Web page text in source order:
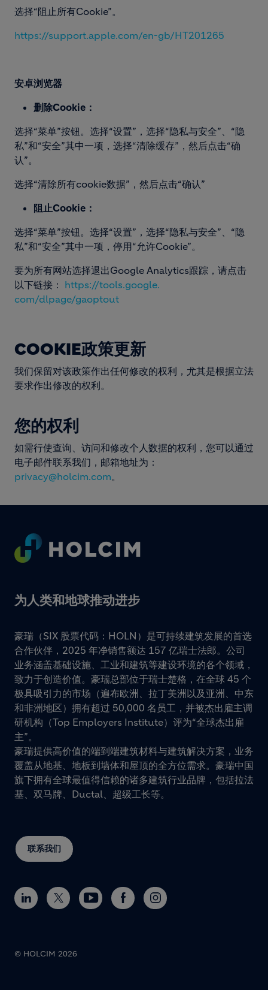
选择“阻止所有Cookie”。
https://support.apple.com/en-gb/HT201265
安卓浏览器
删除Cookie：
选择“菜单”按钮。选择“设置”，选择“隐私与安全”、“隐
私”和“安全”其中一项，选择“清除缓存”，然后点击“确
认”。
选择“清除所有cookie数据”，然后点击“确认”
阻止Cookie：
选择“菜单”按钮。选择“设置”，选择“隐私与安全”、“隐
私”和“安全”其中一项，停用“允许Cookie”。
要为所有网站选择退出Google Analytics跟踪，请点击
以下链接： https://tools.google.
com/dlpage/gaoptout
COOKIE政策更新
我们保留对该政策作出任何修改的权利，尤其是根据立法
要求作出修改的权利。
您的权利
如需行使查询、访问和修改个人数据的权利，您可以通过
电子邮件联系我们，邮箱地址为：
privacy@holcim.com。
Footer
为人类和地球推动进步
联系我们
豪瑞（SIX 股票代码：HOLN）是可持续建筑发展的首选
合作伙伴，2025 年净销售额达 157 亿瑞士法郎。公司
业务涵盖基础设施、工业和建筑等建设环境的各个领域，
致力于创造价值。豪瑞总部位于瑞士楚格，在全球 45 个
极具吸引力的市场（遍布欧洲、拉丁美洲以及亚洲、中东
和非洲地区）拥有超过 50,000 名员工，并被杰出雇主调
研机构（Top Employers Institute）评为“全球杰出雇
主”。
豪瑞提供高价值的端到端建筑材料与建筑解决方案，业务
覆盖从地基、地板到墙体和屋顶的全方位需求。豪瑞中国
旗下拥有全球最值得信赖的诸多建筑行业品牌，包括拉法
基、双马牌、Ductal、超级工长等。
© HOLCIM 2026